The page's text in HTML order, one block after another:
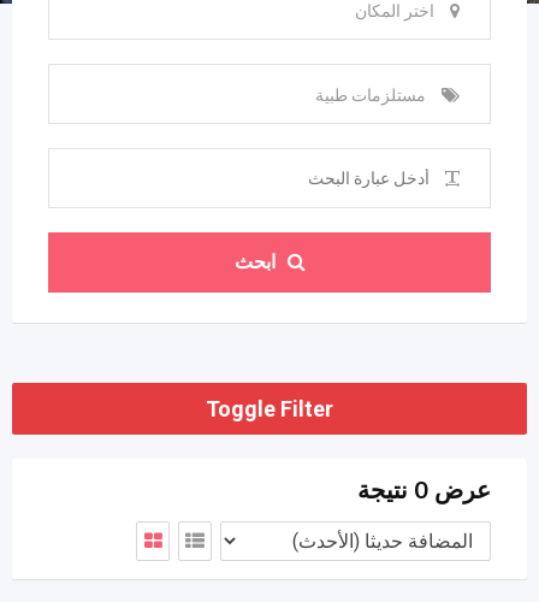
اختر المكان
مستلزمات طبية
ابحث
Toggle Filter
عرض 0 نتيجة